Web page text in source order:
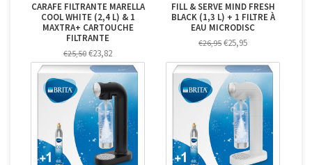
CARAFE FILTRANTE MARELLA
COOL WHITE (2,4 L) & 1
MAXTRA+ CARTOUCHE
FILTRANTE
€25,50 €23,82
FILL & SERVE MIND FRESH
BLACK (1,3 L) + 1 FILTRE À
EAU MICRODISC
€26,95 €25,95